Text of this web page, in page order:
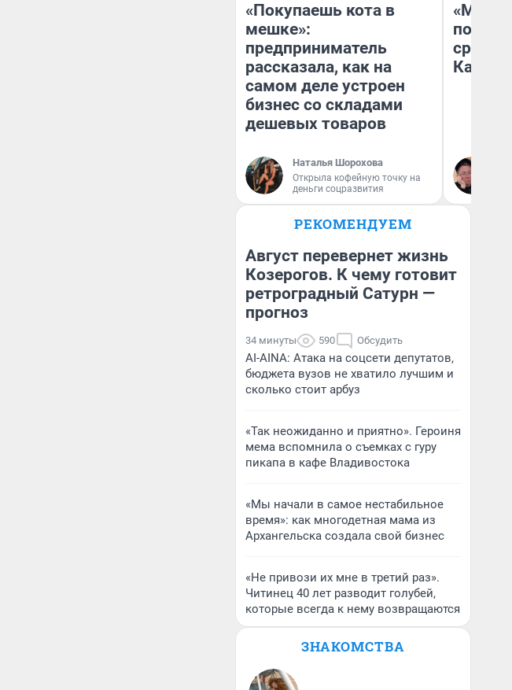
«Покупаешь кота в
мешке»:
предприниматель
рассказала, как на
самом деле устроен
бизнес со складами
дешевых товаров
Наталья Шорохова
Открыла кофейную точку на
деньги соцразвития
РЕКОМЕНДУЕМ
Август перевернет жизнь
Козерогов. К чему готовит
ретроградный Сатурн —
прогноз
34 минуты 590 Обсудить
AI-AINA: Атака на соцсети депутатов,
бюджета вузов не хватило лучшим и
сколько стоит арбуз
«Так неожиданно и приятно». Героиня
мема вспомнила о съемках с гуру
пикапа в кафе Владивостока
«Мы начали в самое нестабильное
время»: как многодетная мама из
Архангельска создала свой бизнес
«Не привози их мне в третий раз».
Читинец 40 лет разводит голубей,
которые всегда к нему возвращаются
ЗНАКОМСТВА